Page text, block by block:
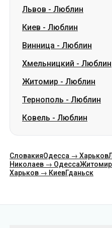
Львов - Люблин
Киев - Люблин
Винница - Люблин
Хмельницкий - Люблин
Житомир - Люблин
Тернополь - Люблин
Ковель - Люблин
СловакияОдесса → Харьков
Николаев → ОдессаЖитомир
Харьков → КиевГданьск